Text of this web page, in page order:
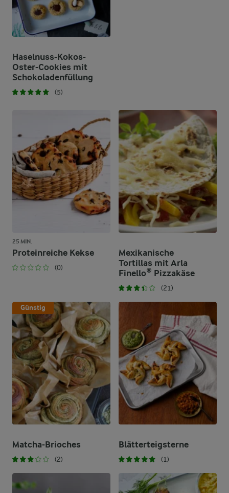
Haselnuss-Kokos-
Oster-Cookies mit
Schokoladenfüllung
(5)
25 MIN.
Proteinreiche Kekse
(0)
Mexikanische
Tortillas mit Arla
Finello® Pizzakäse
(21)
Günstig
Matcha-Brioches
(2)
Blätterteigsterne
(1)